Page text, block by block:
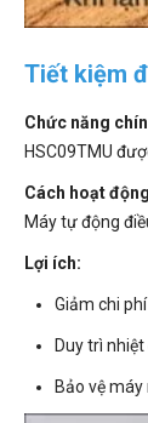
Tiết kiệm
Chức năng
HSC09TMU
Cách hoạt
Máy tự động
Lợi ích:
Giảm chi
Duy trì
Bảo vệ